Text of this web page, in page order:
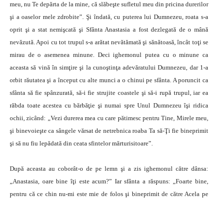
meu, nu Te depărta de la mine, că slăbeşte sufletul meu din pricina durerilor
şi a oaselor mele zdrobite”. Şi îndată, cu puterea lui Dumnezeu, roata s-a
oprit şi a stat nemişcată şi Sfânta Anastasia a fost dezlegată de o mână
nevăzută. Apoi cu tot trupul s-a arătat nevătămată şi sănătoasă, încât toţi se
mirau de o asemenea minune. Deci ighemonul putea cu o minune ca
aceasta să vină în simţire şi la cunoştinţa adevăratului Dumnezeu, dar 1-a
orbit răutatea şi a început cu alte munci a o chinui pe sfânta. A poruncit ca
sfânta să fie spânzurată, să-i fie strujite coastele şi să-i rupă trupul, iar ea
răbda toate acestea cu bărbăţie şi numai spre Unul Dumnezeu îşi ridica
ochii, zicând: „Vezi durerea mea cu care pătimesc pentru Tine, Mirele meu,
şi binevoieşte ca sângele vărsat de netrebnica roaba Ta să-Ţi fie bineprimit
şi să nu fiu lepădată din ceata sfintelor mărturisitoare”.
După aceasta au coborât-o de pe lemn şi a zis ighemonul către dânsa:
„Anastasia, oare bine îţi este acum?” Iar sfânta a răspuns: „Foarte bine,
pentru că ce chin nu-mi este mie de folos şi bineprimit de către Acela pe